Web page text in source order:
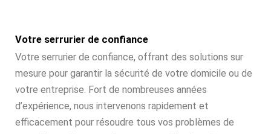
Votre serrurier de confiance
Votre serrurier de confiance, offrant des solutions sur
mesure pour garantir la sécurité de votre domicile ou de
votre entreprise. Fort de nombreuses années
d’expérience, nous intervenons rapidement et
efficacement pour résoudre tous vos problèmes de